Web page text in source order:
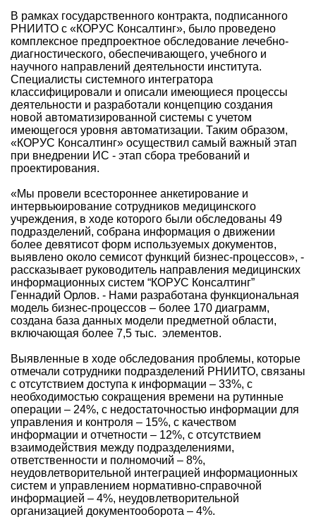
В рамках государственного контракта, подписанного
РНИИТО с «КОРУС Консалтинг», было проведено
комплексное предпроектное обследование лечебно-
диагностического, обеспечивающего, учебного и
научного направлений деятельности института.
Специалисты системного интегратора
классифицировали и описали имеющиеся процессы
деятельности и разработали концепцию создания
новой автоматизированной системы с учетом
имеющегося уровня автоматизации. Таким образом,
«КОРУС Консалтинг» осуществил самый важный этап
при внедрении ИС - этап сбора требований и
проектирования.
«Мы провели всестороннее анкетирование и
интервьюирование сотрудников медицинского
учреждения, в ходе которого были обследованы 49
подразделений, собрана информация о движении
более девятисот форм используемых документов,
выявлено около семисот функций бизнес-процессов», -
рассказывает руководитель направления медицинских
информационных систем “КОРУС Консалтинг”
Геннадий Орлов. - Нами разработана функциональная
модель бизнес-процессов – более 170 диаграмм,
создана база данных модели предметной области,
включающая более 7,5 тыс. элементов.
Выявленные в ходе обследования проблемы, которые
отмечали сотрудники подразделений РНИИТО, связаны
с отсутствием доступа к информации – 33%, с
необходимостью сокращения времени на рутинные
операции – 24%, с недостаточностью информации для
управления и контроля – 15%, с качеством
информации и отчетности – 12%, с отсутствием
взаимодействия между подразделениями,
ответственности и полномочий – 8%,
неудовлетворительной интеграцией информационных
систем и управлением нормативно-справочной
информацией – 4%, неудовлетворительной
организацией документооборота – 4%.